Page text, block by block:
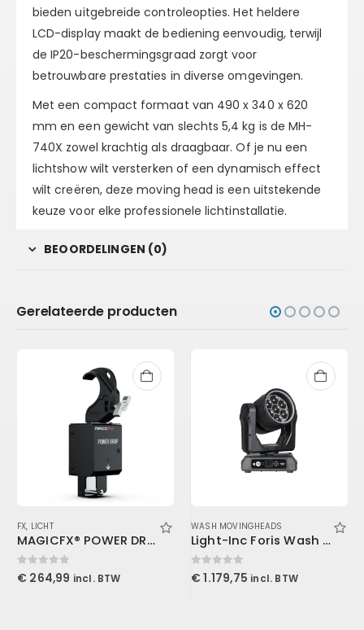
bieden uitgebreide controleopties. Het heldere
LCD-display maakt de bediening eenvoudig, terwijl
de IP20-beschermingsgraad zorgt voor
betrouwbare prestaties in diverse omgevingen.
Met een compact formaat van 490 x 340 x 620
mm en een gewicht van slechts 5,4 kg is de MH-
740X zowel krachtig als draagbaar. Of je nu een
lichtshow wilt versterken of een dynamisch effect
wilt creëren, deze moving head is een uitstekende
keuze voor elke professionele lichtinstallatie.
BEOORDELINGEN (0)
Gerelateerde producten
FX, LICHT
MAGICFX® POWER DROP
0out of 5
€ 264,99 incl. BTW
WASH MOVINGHEADS
Light-Inc Foris Wash 760
0out of 5
€ 1.179,75 incl. BTW